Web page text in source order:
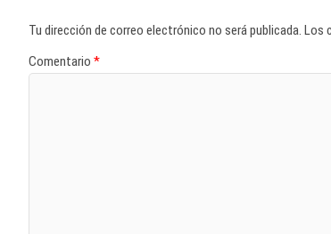
Tu dirección de correo electrónico no será publicada. Los
Comentario *